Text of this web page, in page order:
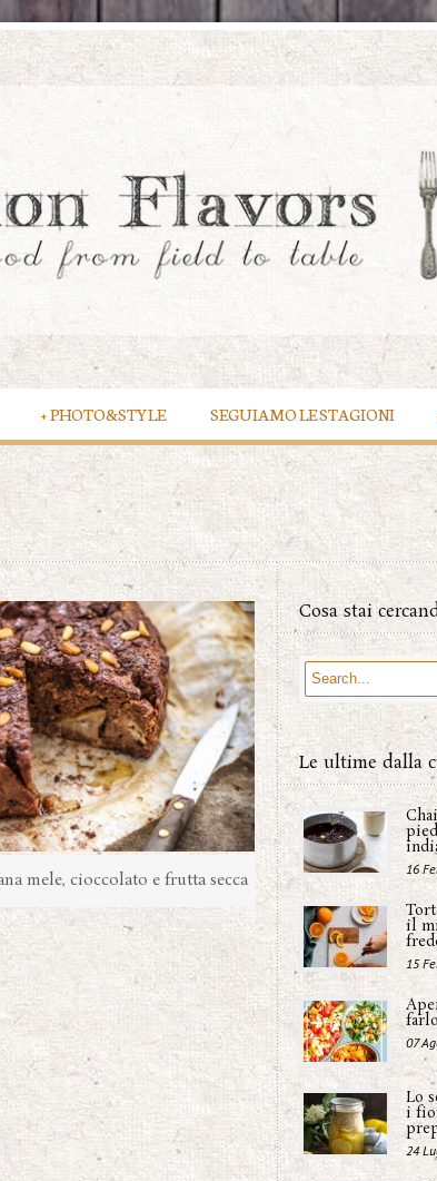
PHOTO&STYLE
+ SEGUIAMO LE STAGIONI
mele, cioccolato e frutta secca
Cosa stai
Le ultime dalla
16
il
15
07
Lo
i
24